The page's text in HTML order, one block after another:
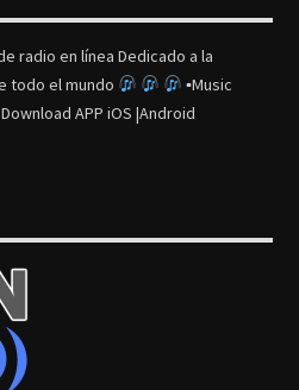
radio en línea Dedicado a la
todo el mundo
▪Music
APP iOS |Android